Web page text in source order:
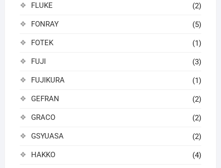
FLUKE (2)
FONRAY (5)
FOTEK (1)
FUJI (3)
FUJIKURA (1)
GEFRAN (2)
GRACO (2)
GSYUASA (2)
HAKKO (4)